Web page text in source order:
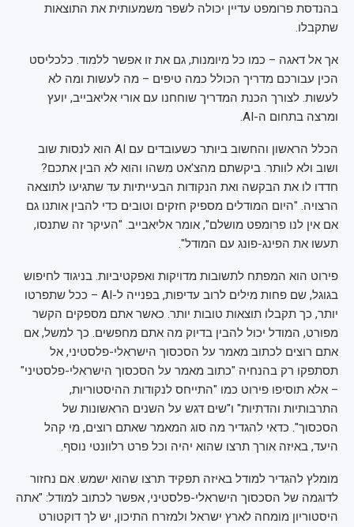
בהנדסת פרומפט עדיין יכולה לשפר משמעותית את התוצאות
שתקבלו.
אך אל דאגה – כמו כל מיומנות, גם את זו אפשר ללמוד. כלכליסט
הכין עבורכם מדריך הכולל כמה טיפים – מה לעשות ומה לא
לעשות. לצורך הכנת המדריך שוחחנו עם אורי אליאבייב, יועץ
ומרצה בתחום ה-AI.
הכלל הראשון והחשוב ביותר כשעובדים עם AI הוא לנסות שוב
ושוב ולא לוותר. ביקשתם מהצ'אט משהו והוא לא הבין אתכם?
חדדו לו את הבקשה ואת הנקודות הבעייתיות עד שתגיעו לתוצאה
הרצויה. "היום המודלים מספיק חזקים וטובים כדי להבין אותנו גם
אם אין לנו פרומפט מושלם", אומר אליאבייב. "העיקר זה שתנסו,
תעשו את הפינג-פונג עם המודל".
פירוט הוא המפתח לתשובות מדויקות ואפקטיביות. בניגוד לחיפוש
בגוגל, שם פחות מילים לרוב עדיפות, בפנייה ל-AI – ככל שתפרטו
יותר, כך תקבלו תוצאות טובות יותר. כאשר אתם מספקים הקשר
מפורט, המודל יכול להבין בדיוק מה אתם מחפשים. כך למשל, אם
אתם רוצים לכתוב מאמר על הסכסוך הישראלי-פלסטיני, אל
תסתפקו רק בהנחיה "כתוב מאמר על הסכסוך הישראלי-פלסטיני"
– אלא תוסיפו פירוט כמו "התייחס לנקודות ההיסטוריות,
התרבותיות והדתיות" ו"שים דגש על השנים הראשונות של
הסכסוך". כדאי להגדיר מה סוג המאמר שאתם רוצים, מי קהל
היעד, באיזה אורך תרצו שהוא יהיה וכל פרט רלוונטי נוסף.
מומלץ להגדיר למודל באיזה תפקיד תרצו שהוא ישמש. אם נחזור
לדוגמה של הסכסוך הישראלי-פלסטיני, אפשר לכתוב למודל: "אתה
היסטוריון מומחה לארץ ישראל ולמזרח התיכון, יש לך דוקטורט